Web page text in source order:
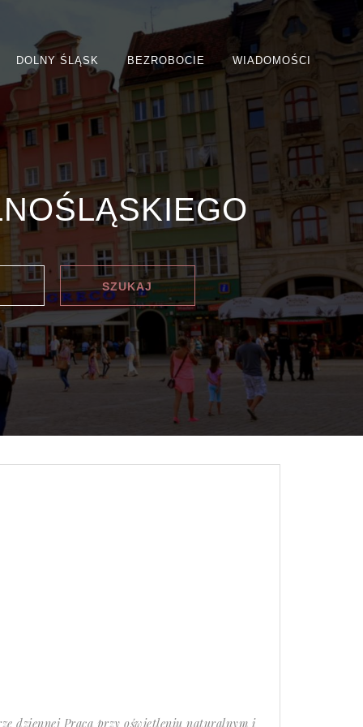
DOLNY ŚLĄSK BEZROBOCIE WIADOMOŚCI
dziennej Praca przy oświetleniu naturalnym i